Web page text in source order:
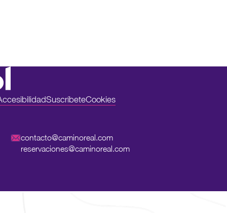
SuscríbeteCookies
contacto@caminoreal.com
reservaciones@caminoreal.com